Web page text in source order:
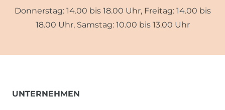
Donnerstag: 14.00 bis 18.00 Uhr, Freitag: 14.00 bis
18.00 Uhr, Samstag: 10.00 bis 13.00 Uhr
UNTERNEHMEN